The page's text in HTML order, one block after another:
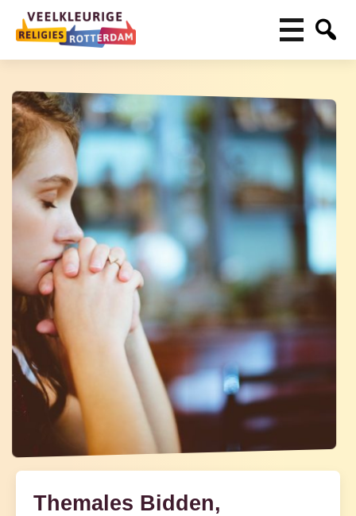
Themales Bidden,